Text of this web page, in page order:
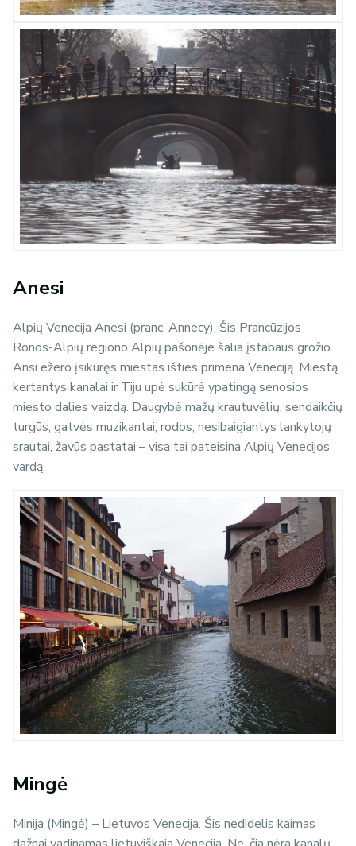
Anesi
Alpių Venecija Anesi (pranc. Annecy). Šis Prancūzijos
Ronos-Alpių regiono Alpių pašonėje šalia įstabaus grožio
Ansi ežero įsikūręs miestas išties primena Veneciją. Miestą
kertantys kanalai ir Tiju upė sukūrė ypatingą senosios
miesto dalies vaizdą. Daugybė mažų krautuvėlių, sendaikčių
turgūs, gatvės muzikantai, rodos, nesibaigiantys lankytojų
srautai, žavūs pastatai – visa tai pateisina Alpių Venecijos
vardą.
Mingė
Minija (Mingė) – Lietuvos Venecija. Šis nedidelis kaimas